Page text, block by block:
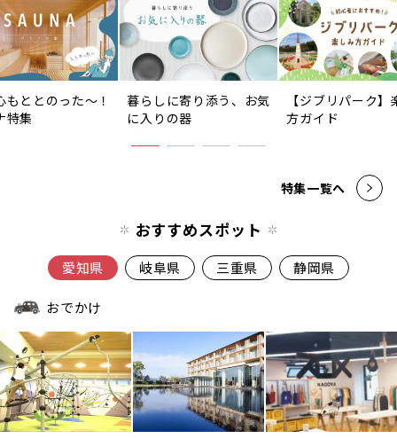
もととのった〜！
特集
暮らしに寄り添う、お気
に入りの器
【ジブリパーク】
方ガイド
特集一覧へ
おすすめスポット
愛知県 岐阜県 三重県 静岡県
おでかけ